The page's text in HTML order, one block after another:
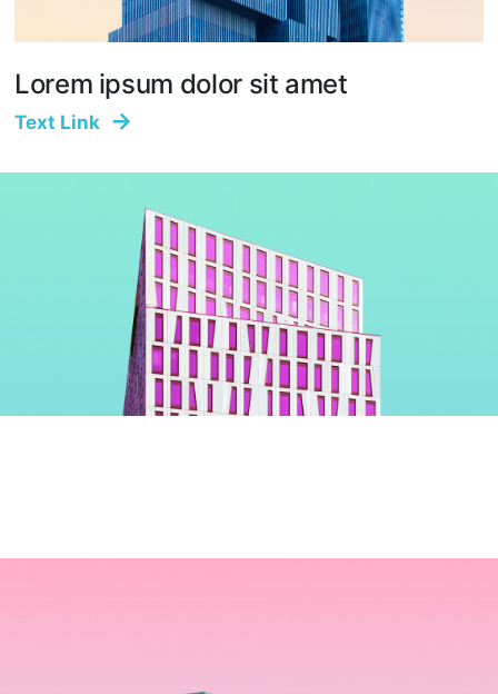
Lorem ipsum dolor sit amet
Text Link